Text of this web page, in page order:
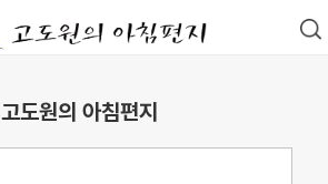
고도원의 아침편지